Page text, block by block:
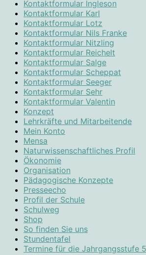
Kontaktformular Ingleson
Kontaktformular Karl
Kontaktformular Lotz
Kontaktformular Nils Franke
Kontaktformular Nitzling
Kontaktformular Reichelt
Kontaktformular Salge
Kontaktformular Scheppat
Kontaktformular Seeger
Kontaktformular Sehr
Kontaktformular Valentin
Konzept
Lehrkräfte und Mitarbeitende
Mein Konto
Mensa
Naturwissenschaftliches Profil
Ökonomie
Organisation
Pädagogische Konzepte
Presseecho
Profil der Schule
Schulweg
Shop
So finden Sie uns
Stundentafel
Termine für die Jahrgangsstufe 5